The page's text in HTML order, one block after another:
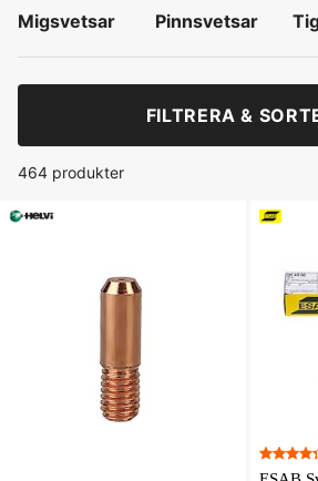
Migsvetsar Pinnsvetsar
FILTRERA &
464 produkter